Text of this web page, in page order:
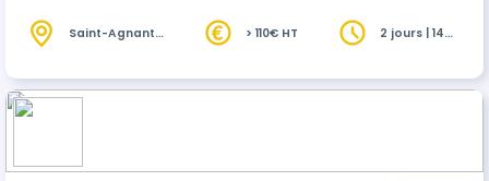
domiciles des bénéficiaires et propose des
tâches courantes, l'Acteur prévention ASD
accompagne le bénéficiaire dans ses transferts
Saint-Agnant
> 110€ HT
2 jours | 14